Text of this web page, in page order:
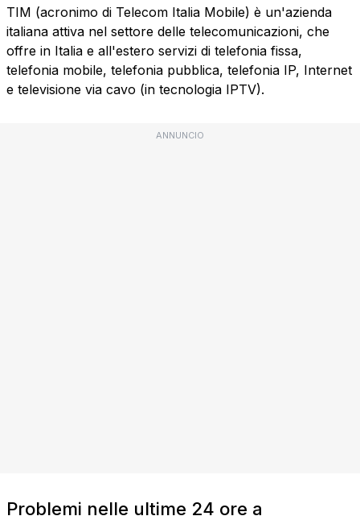
TIM (acronimo di Telecom Italia Mobile) è un'azienda
italiana attiva nel settore delle telecomunicazioni, che
offre in Italia e all'estero servizi di telefonia fissa,
telefonia mobile, telefonia pubblica, telefonia IP, Internet
e televisione via cavo (in tecnologia IPTV).
ANNUNCIO
Problemi nelle ultime 24 ore a